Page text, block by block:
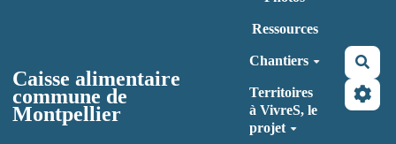
Caisse alimentaire
commune de
Montpellier
Ressources
Chantiers
Territoires
à VivreS, le
projet